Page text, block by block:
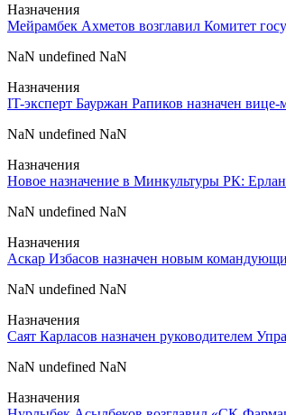
Назначения
Мейрамбек Ахметов возглавил Комитет
NaN undefined NaN
Назначения
IT-эксперт Бауржан Рапиков назначен
NaN undefined NaN
Назначения
Новое назначение в Минкультуры РК:
NaN undefined NaN
Назначения
Аскар Избасов назначен новым
NaN undefined NaN
Назначения
Саят Карласов назначен руководителем
NaN undefined NaN
Назначения